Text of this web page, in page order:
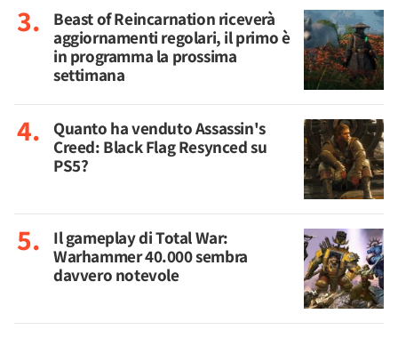
Beast of Reincarnation riceverà
aggiornamenti regolari, il primo è
in programma la prossima
settimana
Quanto ha venduto Assassin's
Creed: Black Flag Resynced su
PS5?
Il gameplay di Total War:
Warhammer 40.000 sembra
davvero notevole